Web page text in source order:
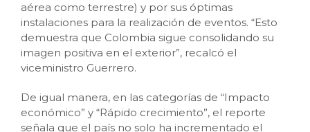
aérea como terrestre) y por sus óptimas
instalaciones para la realización de eventos. “Esto
demuestra que Colombia sigue consolidando su
imagen positiva en el exterior”, recalcó el
viceministro Guerrero.
De igual manera, en las categorías de “Impacto
económico” y “Rápido crecimiento”, el reporte
señala que el país no solo ha incrementado el